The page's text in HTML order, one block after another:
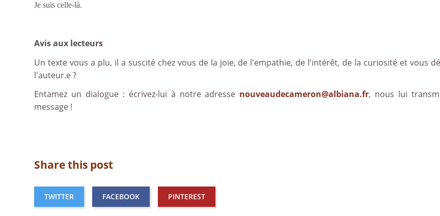
Je suis celle-là.
Avis aux lecteurs
Un texte vous a plu, il a suscité chez vous de la joie, de l'empathie, de l'intérêt, de la curiosité et vous
l'auteur.e ?
Entamez un dialogue : écrivez-lui à notre adresse nouveaudecameron@albiana.fr, nous lui
message !
Share this post
TWITTER FACEBOOK PINTEREST